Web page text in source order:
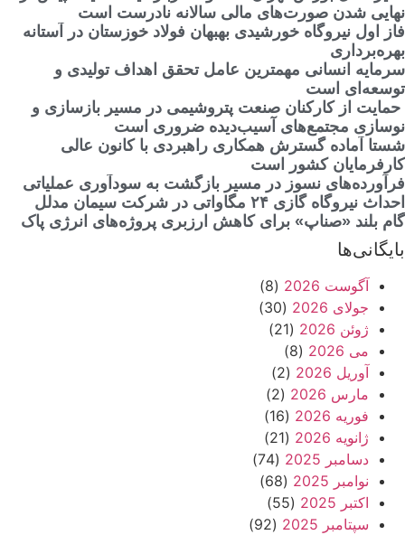
نهایی شدن صورت‌های مالی سالانه نادرست است
فاز اول نیروگاه خورشیدی بهبهان فولاد خوزستان در آستانه
بهره‌برداری
سرمایه انسانی مهمترین عامل تحقق اهداف تولیدی و
توسعه‌ای است
حمایت از کارکنان صنعت پتروشیمی در مسیر بازسازی و
نوسازی مجتمع‌های آسیب‌دیده ضروری است
شستا آماده گسترش همکاری راهبردی با کانون عالی
کارفرمایان کشور است
فرآورده‌های نسوز در مسیر بازگشت به سودآوری عملیاتی
احداث نیروگاه گازی ۲۴ مگاواتی در شرکت سیمان مدلل
گام بلند «صناپ» برای کاهش ارزبری پروژه‌های انرژی پاک
بایگانی‌ها
آگوست 2026
(8)
جولای 2026
(30)
ژوئن 2026
(21)
می 2026
(8)
آوریل 2026
(2)
مارس 2026
(2)
فوریه 2026
(16)
ژانویه 2026
(21)
دسامبر 2025
(74)
نوامبر 2025
(68)
اکتبر 2025
(55)
سپتامبر 2025
(92)